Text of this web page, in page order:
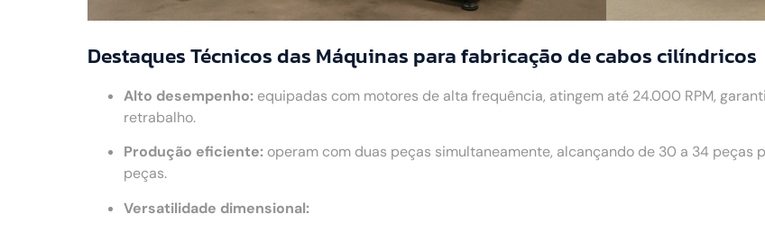
Destaques Técnicos das Máquinas para fabricação de cabos cilíndricos
Alto desempenho: equipadas com motores de alta frequência, atingem até 24.000 RPM,
retrabalho.
Produção eficiente: operam com duas peças simultaneamente, alcançando de 30 a 34 peças
peças.
Versatilidade dimensional: